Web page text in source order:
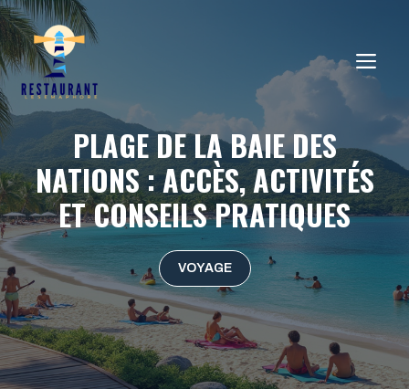
Aller
au
contenu
PLAGE DE LA BAIE DES
NATIONS : ACCÈS, ACTIVITÉS
ET CONSEILS PRATIQUES
VOYAGE